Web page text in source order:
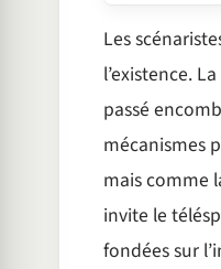
Les
l’existence.
passé
mécanismes
mais comme
invite le
fondées sur